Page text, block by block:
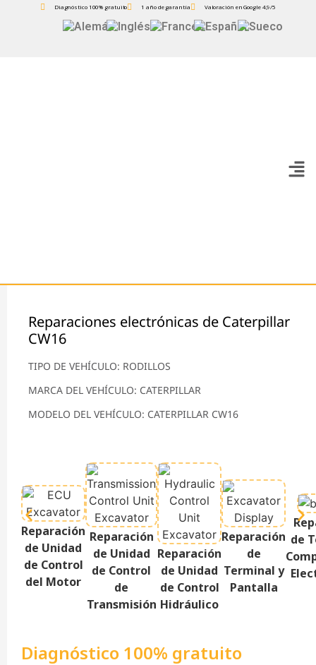
Diagnóstico 100% gratuito 1 año de garantía Valoración en Google 4,9/5
Reparaciones electrónicas de Caterpillar
CW16
TIPO DE VEHÍCULO: RODILLOS
MARCA DEL VEHÍCULO: CATERPILLAR
MODELO DEL VEHÍCULO: CATERPILLAR CW16
Reparación
de Unidad
de Control
del Motor
Reparación
de Unidad
de Control
de
Transmisión
Reparación
de Unidad
de Control
Hidráulico
Reparación
de
Terminal y
Pantalla
de
Diagnóstico 100% gratuito